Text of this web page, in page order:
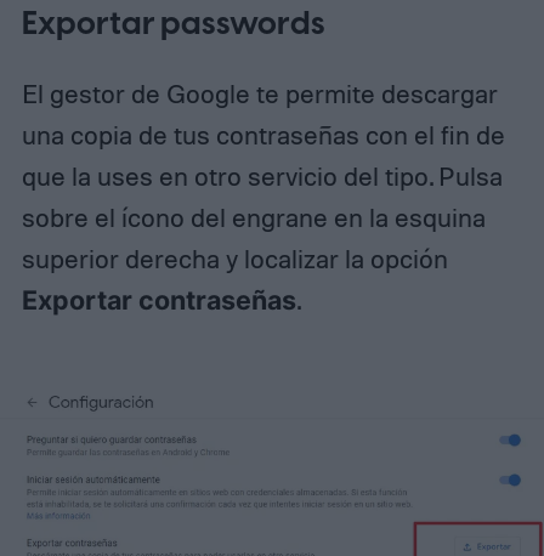
Exportar passwords
El gestor de Google te permite descargar
una copia de tus contraseñas con el fin de
que la uses en otro servicio del tipo. Pulsa
sobre el ícono del engrane en la esquina
superior derecha y localizar la opción
Exportar contraseñas.